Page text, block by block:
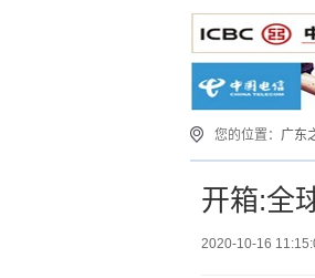
您的位置： 广东
开箱:全
2020-10-16